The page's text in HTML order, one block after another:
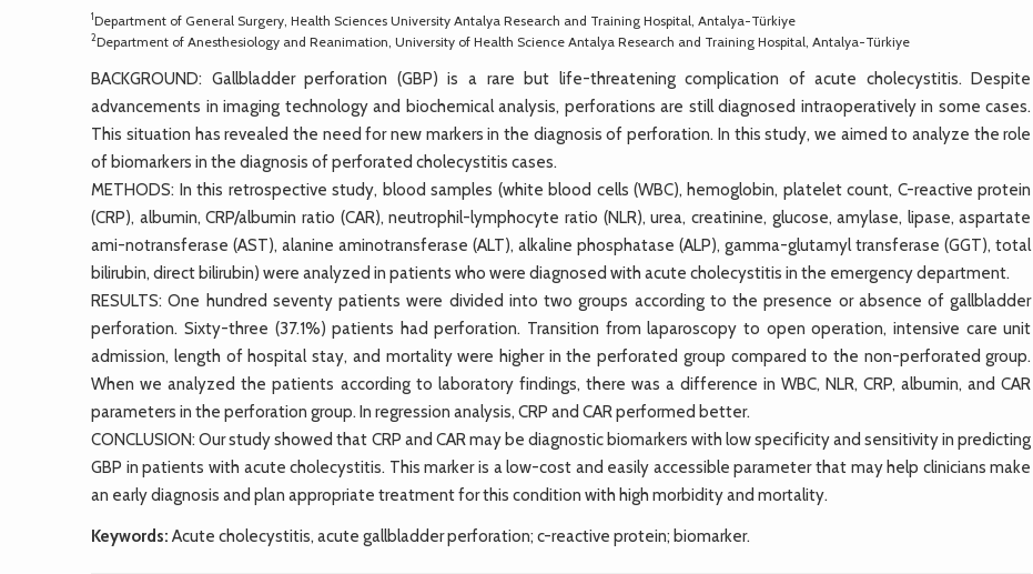
1Department of General Surgery, Health Sciences University Antalya Research and Training Hospital, Antalya-Türkiye
2Department of Anesthesiology and Reanimation, University of Health Science Antalya Research and Training Hospital, Antalya-Türkiye
BACKGROUND: Gallbladder perforation (GBP) is a rare but life-threatening complication of acute cholecystitis. Despite
advancements in imaging technology and biochemical analysis, perforations are still diagnosed intraoperatively in some cases.
This situation has revealed the need for new markers in the diagnosis of perforation. In this study, we aimed to analyze the role
of biomarkers in the diagnosis of perforated cholecystitis cases.
METHODS: In this retrospective study, blood samples (white blood cells (WBC), hemoglobin, platelet count, C-reactive protein
(CRP), albumin, CRP/albumin ratio (CAR), neutrophil-lymphocyte ratio (NLR), urea, creatinine, glucose, amylase, lipase, aspartate
ami-notransferase (AST), alanine aminotransferase (ALT), alkaline phosphatase (ALP), gamma-glutamyl transferase (GGT), total
bilirubin, direct bilirubin) were analyzed in patients who were diagnosed with acute cholecystitis in the emergency department.
RESULTS: One hundred seventy patients were divided into two groups according to the presence or absence of gallbladder
perforation. Sixty-three (37.1%) patients had perforation. Transition from laparoscopy to open operation, intensive care unit
admission, length of hospital stay, and mortality were higher in the perforated group compared to the non-perforated group.
When we analyzed the patients according to laboratory findings, there was a difference in WBC, NLR, CRP, albumin, and CAR
parameters in the perforation group. In regression analysis, CRP and CAR performed better.
CONCLUSION: Our study showed that CRP and CAR may be diagnostic biomarkers with low specificity and sensitivity in predicting
GBP in patients with acute cholecystitis. This marker is a low-cost and easily accessible parameter that may help clinicians make
an early diagnosis and plan appropriate treatment for this condition with high morbidity and mortality.
Keywords: Acute cholecystitis, acute gallbladder perforation; c-reactive protein; biomarker.